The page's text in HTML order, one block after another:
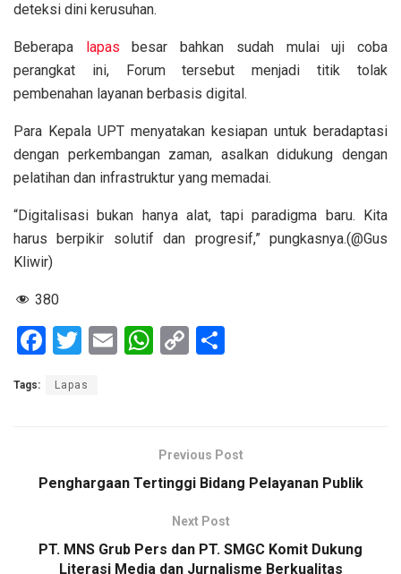
deteksi dini kerusuhan.
Beberapa lapas besar bahkan sudah mulai uji coba
perangkat ini, Forum tersebut menjadi titik tolak
pembenahan layanan berbasis digital.
Para Kepala UPT menyatakan kesiapan untuk beradaptasi
dengan perkembangan zaman, asalkan didukung dengan
pelatihan dan infrastruktur yang memadai.
“Digitalisasi bukan hanya alat, tapi paradigma baru. Kita
harus berpikir solutif dan progresif,” pungkasnya.(@Gus
Kliwir)
380
F
ce
o
T
tt
E
W
A
p
C
n
k
Tags: Lapas
Previous Post
Penghargaan Tertinggi Bidang Pelayanan Publik
Next Post
PT. MNS Grub Pers dan PT. SMGC Komit Dukung
Literasi Media dan Jurnalisme Berkualitas